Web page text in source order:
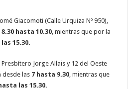
Giacomoti (Calle Urquiza Nº 950),
8.30 hasta 10.30 , mientras que por la
15.30.
Jorge Allais y 12 del Oeste
desde las 7 hasta 9.30 , mientras que
las 15.30.